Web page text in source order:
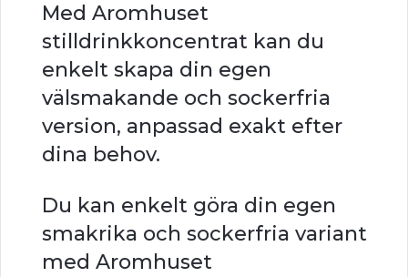
Med Aromhuset
stilldrinkkoncentrat kan du
enkelt skapa din egen
välsmakande och sockerfria
version, anpassad exakt efter
dina behov.
Du kan enkelt göra din egen
smakrika och sockerfria variant
med Aromhuset